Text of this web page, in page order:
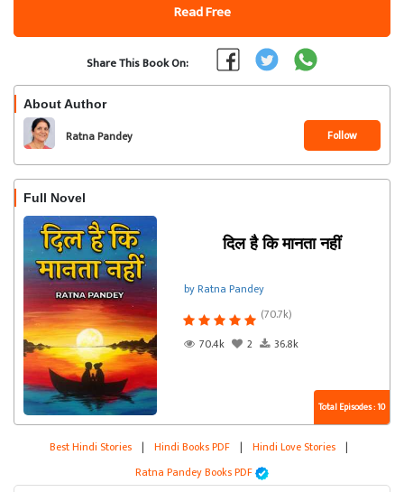
Read Free
Share This Book On:
About Author
Ratna Pandey Follow
Full Novel
दिल है कि मानता नहीं
by Ratna Pandey
(70.7k)
70.4k
2 36.8k
Total Episodes : 10
Best Hindi Stories | Hindi Books PDF | Hindi Love Stories |
Ratna Pandey Books PDF